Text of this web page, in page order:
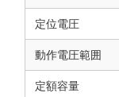
定位電圧
動作電圧範囲
定額容量